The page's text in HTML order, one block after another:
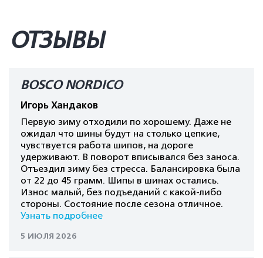
ОТЗЫВЫ
BOSCO NORDICO
Игорь Хандаков
Первую зиму отходили по хорошему. Даже не
ожидал что шины будут на столько цепкие,
чувствуется работа шипов, на дороге
удерживают. В поворот вписывался без заноса.
Отъездил зиму без стресса. Балансировка была
от 22 до 45 грамм. Шипы в шинах остались.
Износ малый, без подъеданий с какой-либо
стороны. Состояние после сезона отличное.
Узнать подробнее
5 ИЮЛЯ 2026